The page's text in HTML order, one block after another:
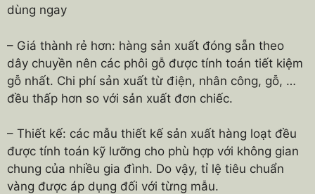
dùng ngay
– Giá thành rẻ hơn: hàng sản xuất đóng sẵn theo
dây chuyền nên các phôi gỗ được tính toán tiết kiệm
gỗ nhất. Chi phí sản xuất từ điện, nhân công, gỗ, …
đều thấp hơn so với sản xuất đơn chiếc.
– Thiết kế: các mẫu thiết kế sản xuất hàng loạt đều
được tính toán kỹ lưỡng cho phù hợp với không gian
chung của nhiều gia đình. Do vậy, tỉ lệ tiêu chuẩn
vàng được áp dụng đối với từng mẫu.